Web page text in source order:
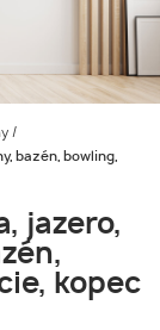
/
bazén, bowling,
jazero,
kopec